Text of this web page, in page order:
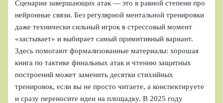
Сценарии завершающих атак — это в равной степени про
нейронные связи. Без регулярной ментальной тренировки
даже технически сильный игрок в стрессовый момент
«застывает» и выбирает самый примитивный вариант.
Здесь помогают формализованные материалы: хорошая
книга по тактике финальных атак и чтению защитных
построений может заменить десятки стихийных
тренировок, если вы не просто читаете, а конспектируете
и сразу переносите идеи на площадку. В 2025 году